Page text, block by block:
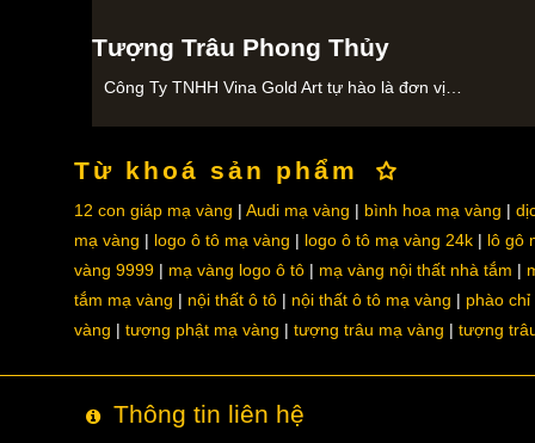
Tượng Trâu Phong Thủy
Công Ty TNHH Vina Gold Art tự hào là đơn vị…
Từ khoá sản phẩm
12 con giáp mạ vàng Audi mạ vàng bình hoa mạ vàng
mạ vàng
logo ô tô mạ vàng logo ô tô mạ vàng 24k
lô gô
vàng 9999
mạ vàng logo ô tô mạ vàng nội thất nhà tắm
tắm mạ vàng
nội thất ô tô nội thất ô tô mạ vàng
phào chỉ
vàng
tượng phật mạ vàng tượng trâu mạ vàng tượng
Thông tin liên hệ